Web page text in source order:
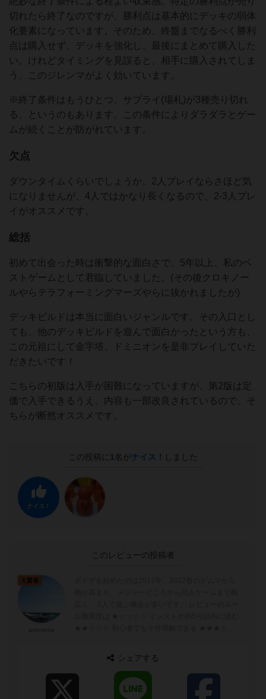
切れたら終了なのですが、勝利点は基本的にデッキの弱体
化要素になっています。そのため、終盤までなるべく勝利
点は購入せず、デッキを強化し、最後にまとめて購入した
い。けれどタイミングを見誤ると、相手に購入されてしま
う、このジレンマがよく効いています。
※終了条件はもうひとつ、サプライ(場札)が3種売り切れ
る、というのもあります。この条件によりダラダラとゲー
ムが続くことが防がれています。
欠点
ダウンタイムくらいでしょうか。2人プレイならさほど気
になりませんが、4人ではかなり長くなるので、2-3人プレ
イがオススメです。
総括
初めて出会った時は衝撃的な面白さで、5年以上、私のベ
ストゲームとして君臨していました。(その後クロキノー
ルやらテラフォーミングマーズやらに抜かれましたが)
デッキビルドは本当に面白いジャンルです。その入口とし
ても、他のデッキビルドを遊んで面白かったという方も、
この元祖にして金字塔、ドミニオンを是非プレイしていた
だきたいです！
こちらの初版は入手が困難になっていますが、第2版は定
価で入手できるうえ、内容も一部改良されているので、そ
ちらが断然オススメです。
この投稿に 1 名がナイス！ しました
ナイス！
このレビューの投稿者
大賢者
シェアする